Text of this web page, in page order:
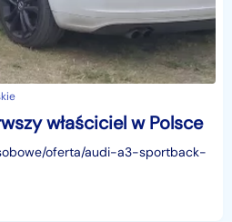
właściciel w Polsce
oferta/audi-a3-sportback-